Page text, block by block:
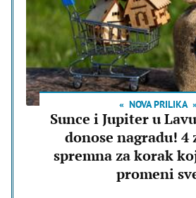
NOVA PRILIKA
Sunce i Jupiter u
donose nagradu! 4
spremna za korak
promeni